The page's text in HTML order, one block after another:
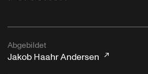
Abgebildet
Jakob Haahr Andersen